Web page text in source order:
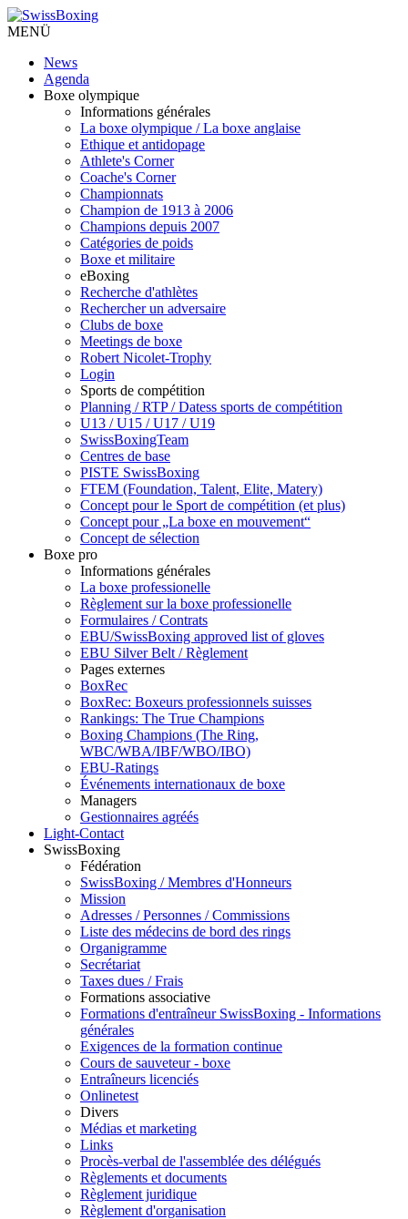
MENÜ
News
Agenda
Boxe olympique
Informations générales
La boxe olympique / La boxe anglaise
Ethique et antidopage
Athlete's Corner
Coache's Corner
Championnats
Champion de 1913 à 2006
Champions depuis 2007
Catégories de poids
Boxe et militaire
eBoxing
Recherche d'athlètes
Rechercher un adversaire
Clubs de boxe
Meetings de boxe
Robert Nicolet-Trophy
Login
Sports de compétition
Planning / RTP / Datess sports de compétition
U13 / U15 / U17 / U19
SwissBoxingTeam
Centres de base
PISTE SwissBoxing
FTEM (Foundation, Talent, Elite, Matery)
Concept pour le Sport de compétition (et plus)
Concept pour „La boxe en mouvement“
Concept de sélection
Boxe pro
Informations générales
La boxe professionelle
Règlement sur la boxe professionelle
Formulaires / Contrats
EBU/SwissBoxing approved list of gloves
EBU Silver Belt / Règlement
Pages externes
BoxRec
BoxRec: Boxeurs professionnels suisses
Rankings: The True Champions
Boxing Champions (The Ring,
WBC/WBA/IBF/WBO/IBO)
EBU-Ratings
Événements internationaux de boxe
Managers
Gestionnaires agréés
Light-Contact
SwissBoxing
Fédération
SwissBoxing / Membres d'Honneurs
Mission
Adresses / Personnes / Commissions
Liste des médecins de bord des rings
Organigramme
Secrétariat
Taxes dues / Frais
Formations associative
Formations d'entraîneur SwissBoxing - Informations
générales
Exigences de la formation continue
Cours de sauveteur - boxe
Entraîneurs licenciés
Onlinetest
Divers
Médias et marketing
Links
Procès-verbal de l'assemblée des délégués
Règlements et documents
Règlement juridique
Règlement d'organisation